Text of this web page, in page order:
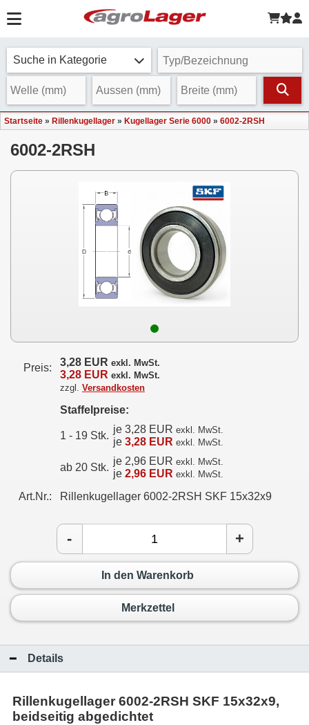
Suche in Kategorie
Startseite » Rillenkugellager » Kugellager Serie 6000 » 6002-2RSH
6002-2RSH
Preis: 3,28 EUR exkl. MwSt.
3,28 EUR exkl. MwSt.
zzgl. Versandkosten
Staffelpreise:
1 - 19 Stk.
je 3,28 EUR exkl. MwSt.
je 3,28 EUR exkl. MwSt.
ab 20 Stk.
je 2,96 EUR exkl. MwSt.
je 2,96 EUR exkl. MwSt.
Art.Nr.: Rillenkugellager 6002-2RSH SKF 15x32x9
- +
In den Warenkorb
Merkzettel
Details
Rillenkugellager 6002-2RSH SKF 15x32x9,
beidseitig abgedichtet